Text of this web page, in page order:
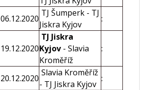
06.12.2020
TJ Šumperk - TJ
Jiskra Kyjov
:
19.12.2020
TJ Jiskra
Kyjov - Slavia
Kroměříž
:
20.12.2020
Slavia Kroměříž
- TJ Jiskra Kyjov
: